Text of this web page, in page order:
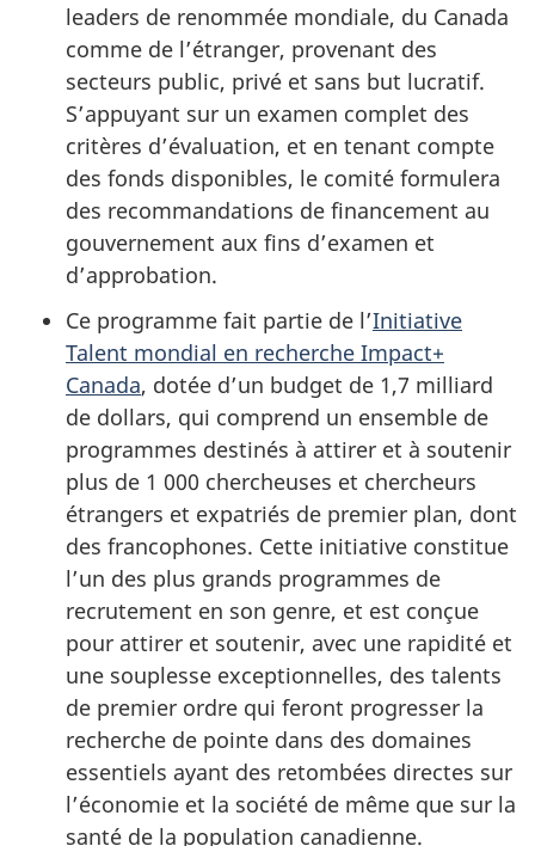
leaders de renommée mondiale, du Canada
comme de l’étranger, provenant des
secteurs public, privé et sans but lucratif.
S’appuyant sur un examen complet des
critères d’évaluation, et en tenant compte
des fonds disponibles, le comité formulera
des recommandations de financement au
gouvernement aux fins d’examen et
d’approbation.
Ce programme fait partie de l’Initiative
Talent mondial en recherche Impact+
Canada, dotée d’un budget de 1,7 milliard
de dollars, qui comprend un ensemble de
programmes destinés à attirer et à soutenir
plus de 1 000 chercheuses et chercheurs
étrangers et expatriés de premier plan, dont
des francophones. Cette initiative constitue
l’un des plus grands programmes de
recrutement en son genre, et est conçue
pour attirer et soutenir, avec une rapidité et
une souplesse exceptionnelles, des talents
de premier ordre qui feront progresser la
recherche de pointe dans des domaines
essentiels ayant des retombées directes sur
l’économie et la société de même que sur la
santé de la population canadienne.